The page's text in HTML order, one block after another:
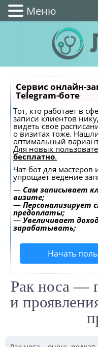
Сервис онлайн-
Telegram-боте
Тот, кто работает в
записи клиентов
видеть свое
о визитах тоже.
оптимальный
Для новых
бесплатно.
Чат-бот для мастеров
упрощает ведение
— Сам записывает
визите;
— Персонализирует
предоплаты;
— Увеличивает
зарабатывать;
Начать
Рак носа —
и
Меню